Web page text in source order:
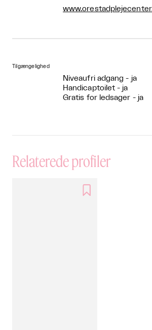
Tilgængelighed
Niveaufri adgang - ja
Handicaptoilet - ja
Gratis for ledsager - ja
Relaterede profiler
